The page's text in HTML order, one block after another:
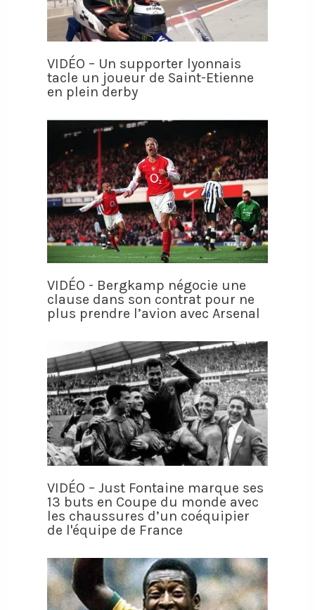
VIDÉO – Un supporter lyonnais
tacle un joueur de Saint-Etienne
en plein derby
VIDÉO - Bergkamp négocie une
clause dans son contrat pour ne
plus prendre l’avion avec Arsenal
VIDÉO – Just Fontaine marque ses
13 buts en Coupe du monde avec
les chaussures d’un coéquipier
de l'équipe de France